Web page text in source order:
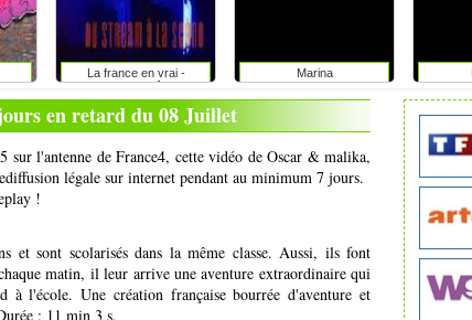
La france en vrai -
provence alpes côte d'azur
Marina
en retard du 08 Juillet
l'antenne de France4, cette vidéo de Oscar & malika,
légale sur internet pendant au minimum 7 jours.
!
sont scolarisés dans la même classe. Aussi, ils font
matin, il leur arrive une aventure extraordinaire qui
à l'école. Une création française bourrée d'aventure et
: 11 min 3 s.